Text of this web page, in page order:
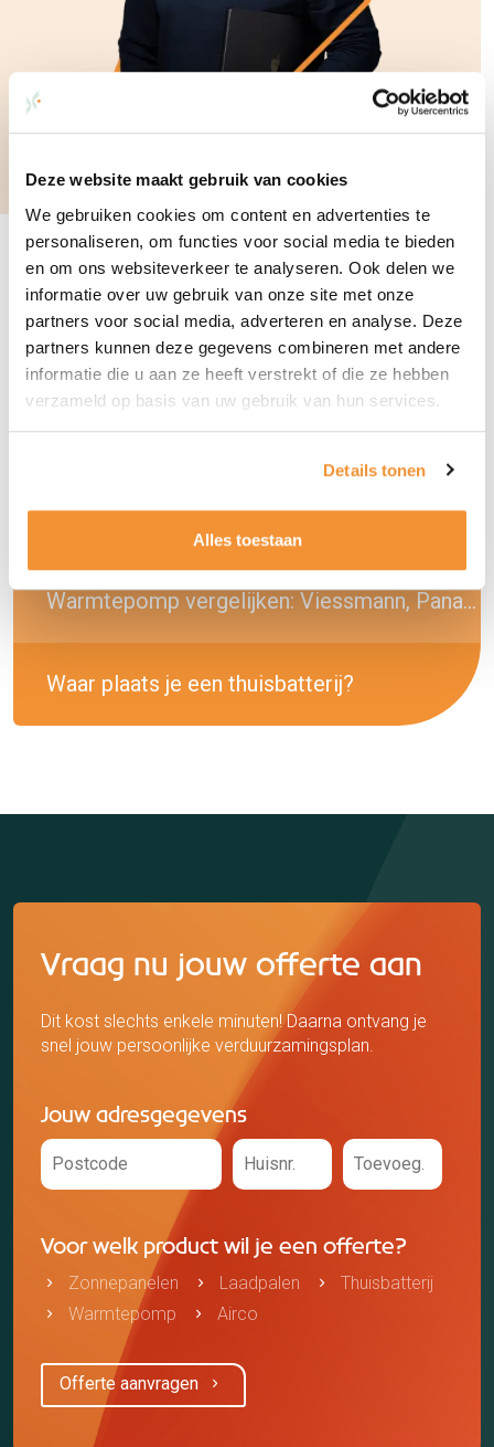
Deze website maakt gebruik van cookies
We gebruiken cookies om content en advertenties te
personaliseren, om functies voor social media te bieden
en om ons websiteverkeer te analyseren. Ook delen we
informatie over uw gebruik van onze site met onze
partners voor social media, adverteren en analyse. Deze
partners kunnen deze gegevens combineren met andere
informatie die u aan ze heeft verstrekt of die ze hebben
verzameld op basis van uw gebruik van hun services.
Details tonen
Alles toestaan
Lees meer artikelen over dit onderwerp:
Nieuw nettarief vanaf 2028: wat betekent dit voor jouw energierekening?
Het later uitbreiden van de thuisbatterij, dat kan!
Welke capaciteit thuisbatterij heb je nodig?
Warmtepomp vergelijken: Viessmann, Panasonic of Daikin?
Waar plaats je een thuisbatterij?
Vraag nu jouw offerte aan
Dit kost slechts enkele minuten! Daarna ontvang je
snel jouw persoonlijke verduurzamingsplan.
Jouw adresgegevens
Voor welk product wil je een offerte?
Zonnepanelen Laadpalen
Thuisbatterij
Warmtepomp
Airco
Offerte aanvragen